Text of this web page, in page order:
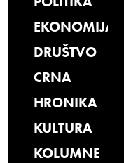
EKONOMIJA
DRUŠTVO
CRNA
HRONIKA
KULTURA
KOLUMNE